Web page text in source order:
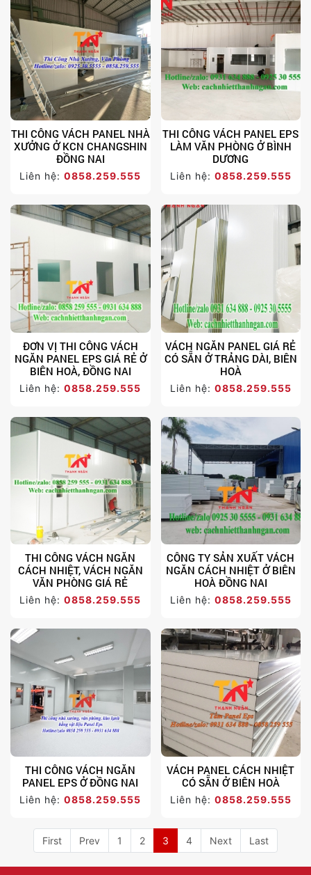
THI CÔNG VÁCH PANEL NHÀ
XƯỞNG Ở KCN CHANGSHIN
ĐỒNG NAI
Liên hệ:0858.259.555
THI CÔNG VÁCH PANEL EPS
LÀM VĂN PHÒNG Ở BÌNH
DƯƠNG
Liên hệ: 0858.259.555
ĐƠN VỊ THI CÔNG VÁCH
NGĂN PANEL EPS GIÁ RẺ Ở
BIÊN HOÀ, ĐỒNG NAI
Liên hệ:0858.259.555
VÁCH NGĂN PANEL GIÁ RẺ
CÓ SẴN Ở TRẢNG DÀI, BIÊN
HOÀ
Liên hệ: 0858.259.555
THI CÔNG VÁCH NGĂN
CÁCH NHIỆT, VÁCH NGĂN
VĂN PHÒNG GIÁ RẺ
Liên hệ:0858.259.555
CÔNG TY SẢN XUẤT VÁCH
NGĂN CÁCH NHIỆT Ở BIÊN
HOÀ ĐỒNG NAI
Liên hệ: 0858.259.555
THI CÔNG VÁCH NGĂN
PANEL EPS Ở ĐỒNG NAI
Liên hệ:0858.259.555
VÁCH PANEL CÁCH NHIỆT
CÓ SẴN Ở BIÊN HOÀ
Liên hệ: 0858.259.555
First Prev 1 2 3 4 Next Last